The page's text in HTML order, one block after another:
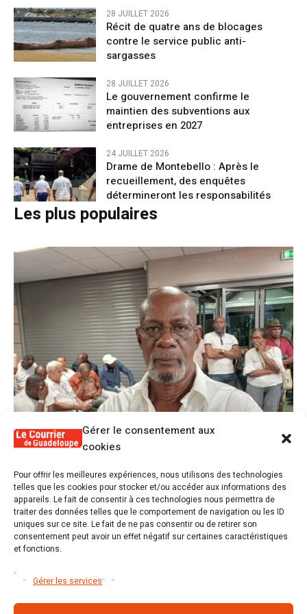
Gérer le consentement aux
cookies
Pour offrir les meilleures expériences, nous utilisons des technologies
telles que les cookies pour stocker et/ou accéder aux informations des
appareils. Le fait de consentir à ces technologies nous permettra de
traiter des données telles que le comportement de navigation ou les ID
uniques sur ce site. Le fait de ne pas consentir ou de retirer son
consentement peut avoir un effet négatif sur certaines caractéristiques
et fonctions.
Gérer les services
28 JUILLET 2026
Récit de quatre ans de blocages
contre le service public anti-
sargasses
28 JUILLET 2026
Le gouvernement confirme le
maintien des subventions aux
entreprises en 2027
24 JUILLET 2026
Drame de Montebello : Après le
recueillement, des enquêtes
détermineront les responsabilités
Les plus populaires
1 Alex Lollia : « Cédric Cornet développait
une forme de populisme qui aurait pu se
transformer en macoutisme »
2